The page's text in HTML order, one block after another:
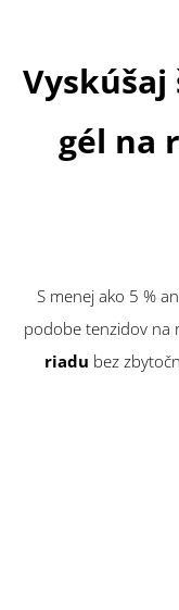
gél na
S menej ako 5 %
podobe tenzidov na
riadu bez